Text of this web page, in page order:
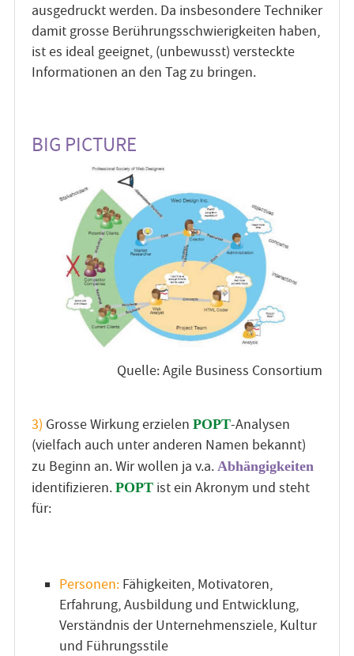
ausgedruckt werden. Da insbesondere Techniker
damit grosse Berührungsschwierigkeiten haben,
ist es ideal geeignet, (unbewusst) versteckte
Informationen an den Tag zu bringen.
BIG PICTURE
Quelle: Agile Business Consortium
3) Grosse Wirkung erzielen POPT-Analysen
(vielfach auch unter anderen Namen bekannt)
zu Beginn an. Wir wollen ja v.a. Abhängigkeiten
identifizieren. POPTist ein Akronym und steht
für:
Personen:Fähigkeiten, Motivatoren,
Erfahrung, Ausbildung und Entwicklung,
Verständnis der Unternehmensziele, Kultur
und Führungsstile